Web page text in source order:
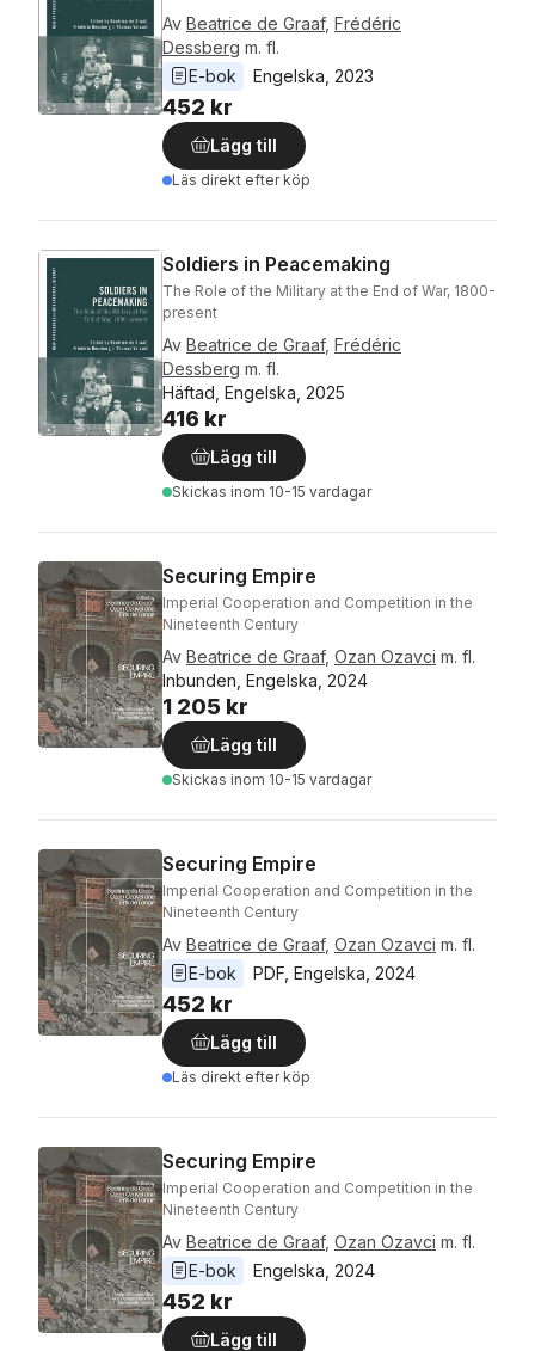
Av Beatrice de Graaf, Frédéric
Dessberg m. fl.
E-bok
Engelska 2023
452 kr
Lägg till
Läs direkt efter köp
Soldiers in Peacemaking
The Role of the Military at the End of War, 1800-
present
Av Beatrice de Graaf, Frédéric
Dessberg m. fl.
Häftad, Engelska, 2025
416 kr
Lägg till
Skickas inom 10-15 vardagar
Securing Empire
Imperial Cooperation and Competition in the
Nineteenth Century
Av Beatrice de Graaf, Ozan Ozavci m. fl.
Inbunden, Engelska, 2024
1 205 kr
Lägg till
Skickas inom 10-15 vardagar
Securing Empire
Imperial Cooperation and Competition in the
Nineteenth Century
Av Beatrice de Graaf, Ozan Ozavci m. fl.
E-bok
PDF Engelska 2024
452 kr
Lägg till
Läs direkt efter köp
Securing Empire
Imperial Cooperation and Competition in the
Nineteenth Century
Av Beatrice de Graaf, Ozan Ozavci m. fl.
E-bok
Engelska 2024
452 kr
Lägg till